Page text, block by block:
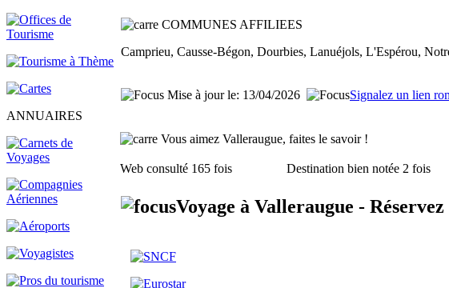
ANNUAIRES
COMMUNES AFFILIEES
Camprieu, Causse-Bégon, Dourbies, Lanuéjols, L'Espérou,
Mise à jour le: 13/04/2026 Signalez un lien
Vous aimez Valleraugue, faites le savoir !
Web consulté 165 fois Destination bien notée 2 fois
Voyage à Valleraugue -